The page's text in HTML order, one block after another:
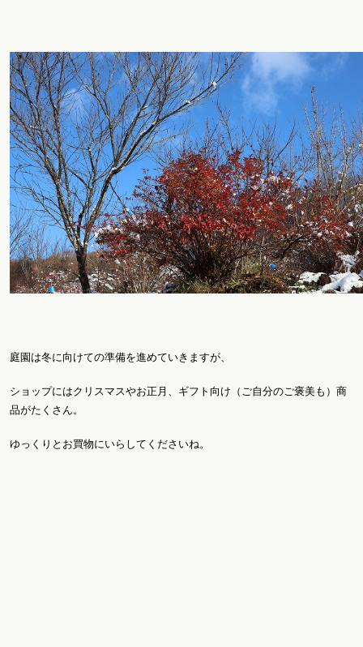
庭園は冬に向けての準備を進めていきますが、
ショップにはクリスマスやお正月、ギフト向け（ご自分のご褒美も）商
品がたくさん。
ゆっくりとお買物にいらしてくださいね。